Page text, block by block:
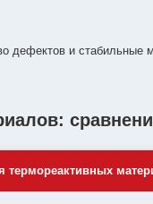
дефектов и стабильные